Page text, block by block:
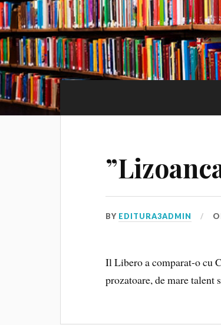
BY EDITURA3ADMIN
Il Libero a comparat-o cu
prozatoare, de mare talent